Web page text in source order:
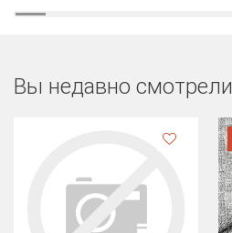
Вы недавно смотрели